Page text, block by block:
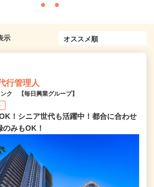
示
行管理人
ク 【毎日興業グループ】
！シニア世代も活躍中！都合に合わせ
みもOK！